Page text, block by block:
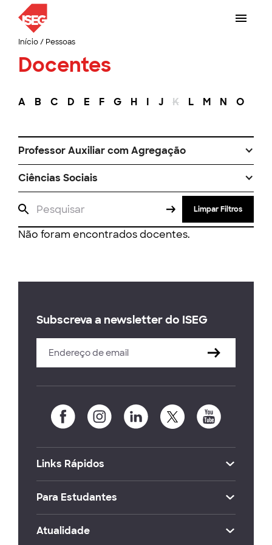
Início/ Pessoas
Docentes
A B C D E F G H I J K L M N O
Professor Auxiliar com Agregação
Ciências Sociais
Limpar Filtros
Não foram encontrados docentes.
Subscreva a newsletter do ISEG
Links Rápidos
Para Estudantes
Atualidade